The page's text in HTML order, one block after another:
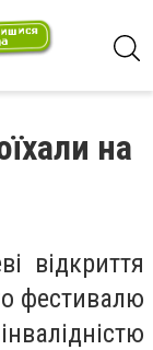
на
відкриття
фестивалю